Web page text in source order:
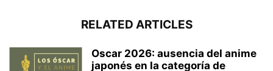
RELATED ARTICLES
Oscar 2026: ausencia del anime
japonés en la categoría de